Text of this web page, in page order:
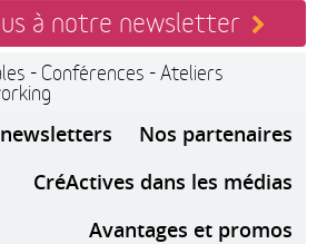
à notre newsletter
- Conférences - Ateliers
Nos partenaires
CréActives dans les médias
Avantages et promos